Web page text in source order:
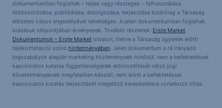
dokumentumban foglaltak – teljes vagy részleges – felhasználása,
többszörözése, publikálása, átdolgozása, terjesztése kizárólag a Társaság
előzetes írásos engedélyével lehetséges. A jelen dokumentumban foglaltak
kiadásuk időpontjában érvényesek. További részletek: Erste Market
Dokumentumok – Erste Marketoldalon, illetve a Társaság ügyletek előtti
tájékoztatásról szóló hirdetményében. Jelen dokumentum a rá irányadó
jogszabályok alapján marketing közleménynek minősül, nem a befektetéssel
kapcsolatos kutatás függetlenségének előmozdítását célzó jogi
követelményeknek megfelelően készült, nem érinti a befektetéssel
kapcsolatos kutatás terjesztését megelőző kereskedésre vonatkozó tiltás.